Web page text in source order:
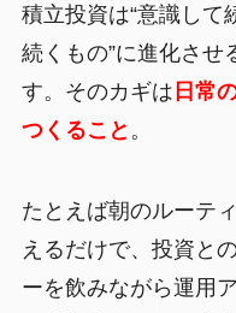
積立投資は“意識して
続くもの”に進化させ
す。そのカギは 日常
つくること 。
たとえば朝のルーテ
えるだけで、投資と
ーを飲みながら運用